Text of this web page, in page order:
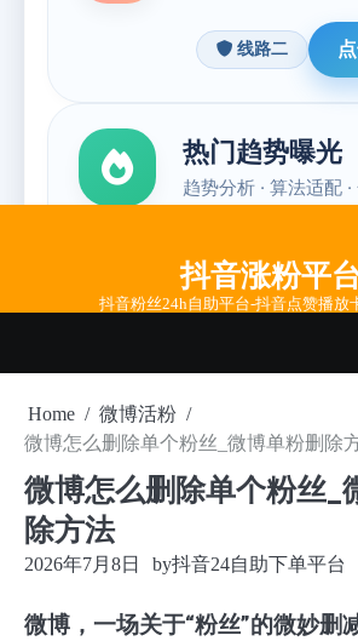
抖音涨粉平
抖音粉丝24h自助平台-抖音点赞播放
Home
微博活粉
微博怎么删除单个粉丝_微博单粉删除
微博怎么删除单个粉丝_
除方法
2026年7月8日 by抖音24自助下单平台
微博，一场关于“粉丝”的微妙删